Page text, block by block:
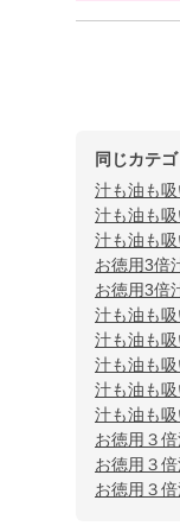
同じカテ
汁も油も
汁も油も
汁も油も
お徳用3倍
お徳用3倍
汁も油も
汁も油も
汁も油も
汁も油も
汁も油も
お徳用３
お徳用３
お徳用３